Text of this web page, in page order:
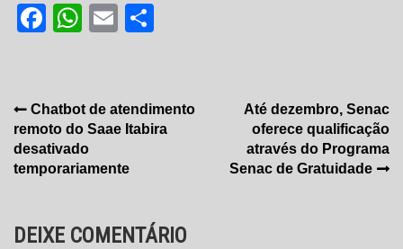
Facebook
WhatsApp
Email
Navegação
de
Post
Chatbot de atendimento
remoto do Saae Itabira
desativado
temporariamente
Até dezembro, Senac
oferece qualificação
através do Programa
Senac de Gratuidade
DEIXE COMENTÁRIO